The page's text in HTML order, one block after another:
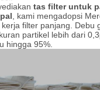
tas filter untuk
, kami mengadopsi
filter panjang. Debu
partikel lebih dari
hingga 95%.